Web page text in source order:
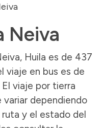
Neiva
Huila es de 437
viaje en bus es de
viaje por tierra
variar dependiendo
ruta y el estado del